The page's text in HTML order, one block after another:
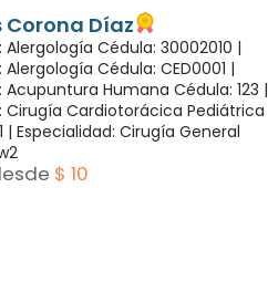
Corona Díaz
Alergología Cédula: 30002010 |
Cédula: CED0001 |
Acupuntura Humana Cédula: 123 |
Cirugía Cardiotorácica Pediátrica
| Especialidad: Cirugía General
$ 10